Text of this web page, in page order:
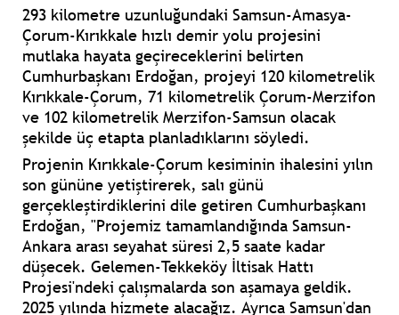
293 kilometre uzunluğundaki Samsun-Amasya-
Çorum-Kırıkkale hızlı demir yolu projesini
mutlaka hayata geçireceklerini belirten
Cumhurbaşkanı Erdoğan, projeyi 120 kilometrelik
Kırıkkale-Çorum, 71 kilometrelik Çorum-Merzifon
ve 102 kilometrelik Merzifon-Samsun olacak
şekilde üç etapta planladıklarını söyledi.
Projenin Kırıkkale-Çorum kesiminin ihalesini yılın
son gününe yetiştirerek, salı günü
gerçekleştirdiklerini dile getiren Cumhurbaşkanı
Erdoğan, "Projemiz tamamlandığında Samsun-
Ankara arası seyahat süresi 2,5 saate kadar
düşecek. Gelemen-Tekkeköy İltisak Hattı
Projesi'ndeki çalışmalarda son aşamaya geldik.
2025 yılında hizmete alacağız. Ayrıca Samsun'dan